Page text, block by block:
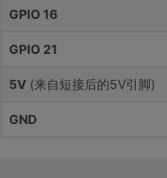
GPIO 16
GPIO 21
5V (来自短接后的5V引脚)
GND